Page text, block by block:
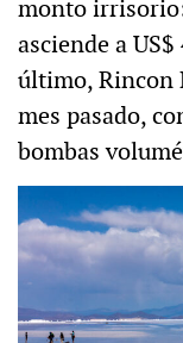
monto
asciende a
último, Rincon
mes pasado,
bombas